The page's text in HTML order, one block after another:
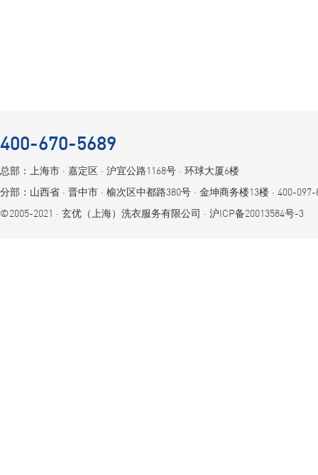
400-670-5689
总部：上海市 ⋅ 嘉定区 ⋅ 沪宜公路1168号 ⋅ 环球大厦6楼
分部：山西省 ⋅ 晋中市 ⋅ 榆次区中都路380号 ⋅ 金坤商务楼13楼 ⋅ 400-097-
©2005-2021 ⋅ 玄优（上海）洗衣服务有限公司 ⋅ 沪ICP备20013584号-3